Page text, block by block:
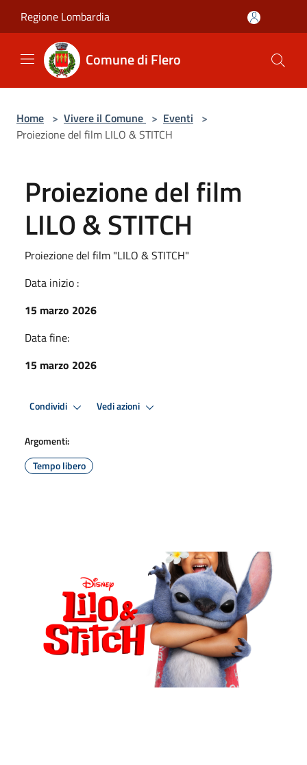
Regione Lombardia
Comune di Flero
Home > Vivere il Comune > Eventi >
Proiezione del film LILO & STITCH
Proiezione del film
LILO & STITCH
Proiezione del film "LILO & STITCH"
Data inizio :
15 marzo 2026
Data fine:
15 marzo 2026
Condividi Vedi azioni
Argomenti:
Tempo libero